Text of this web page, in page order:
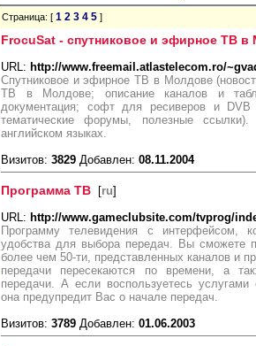
Страница: [ 1 2 3 4 5 ]
FrocuSat - cпутниковое и эфирное ТВ в
URL: http://www.freemail.atlastelecom.ro/
Спутниковое и эфирное ТВ в Молдове
ТВ в Молдове; описание каналов и
документация; софт для ресиверов и DVB
тематические форумы, полезные
английском языках.
Визитов: 3829 Добавлен: 08.11.2004
Программа ТВ [ru]
URL: http://www.gameclubsite.com/tvprog/
Программу телевидения с интерфейсом,
удобства для выбора передач. Вы сможете
более чем 50-ти, представленных каналов и
передачи пересекаются по времени, а
передачи. А если воспользуетесь
она предупредит Вас о начале передач.
Визитов: 3789 Добавлен: 01.06.2003